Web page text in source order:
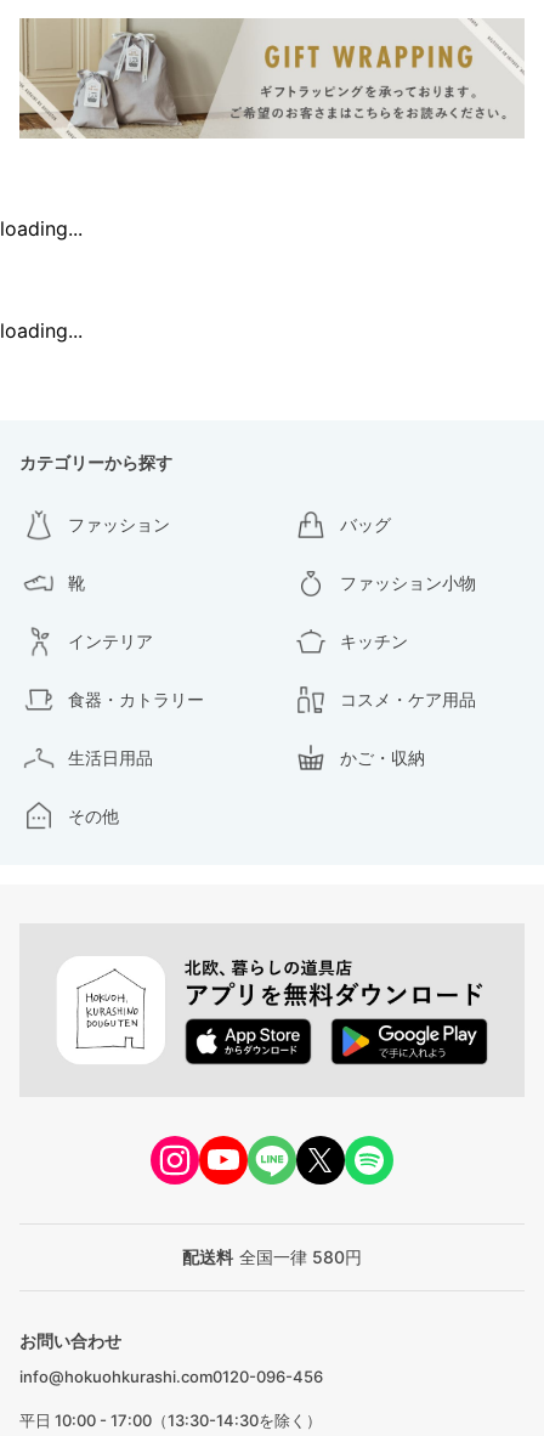
loading...
loading...
カテゴリーから探す
ファッション バッグ
靴 ファッション小物
インテリア キッチン
食器・カトラリー コスメ・ケア用品
生活日用品 かご・収納
その他
配送料 全国一律 580円
お問い合わせ
info@hokuohkurashi.com0120-096-456
平日 10:00 - 17:00（13:30-14:30を除く）